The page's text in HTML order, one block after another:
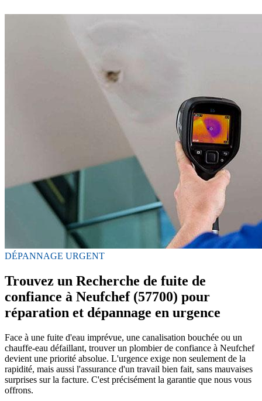
DÉPANNAGE URGENT
Trouvez un Recherche de fuite de
confiance à Neufchef (57700) pour
réparation et dépannage en urgence
Face à une fuite d'eau imprévue, une canalisation bouchée ou un
chauffe-eau défaillant, trouver un plombier de confiance à Neufchef
devient une priorité absolue. L'urgence exige non seulement de la
rapidité, mais aussi l'assurance d'un travail bien fait, sans mauvaises
surprises sur la facture. C'est précisément la garantie que nous vous
offrons.